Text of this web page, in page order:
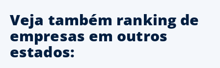
Veja também ranking de
empresas em outros
estados: